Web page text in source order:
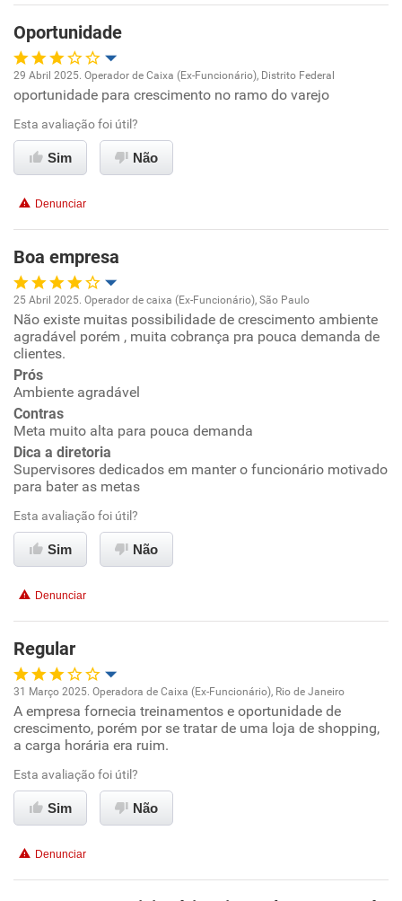
Não recomenda esta empresa
Não recomenda a diretoria
Oportunidade
Oportunidade de promoção
Ambiente de trabalho
Benefícios
Não recomenda esta empresa
29 Abril 2025. Operador de Caixa (Ex-Funcionário), Distrito Federal
oportunidade para crescimento no ramo do varejo
Esta avaliação foi útil?
Sim Não
Denunciar
Boa empresa
Oportunidade de promoção
Conciliação com a vida familiar
Benefícios
25 Abril 2025. Operador de caixa (Ex-Funcionário), São Paulo
Não existe muitas possibilidade de crescimento ambiente
agradável porém , muita cobrança pra pouca demanda de
clientes.
Prós
Ambiente agradável
Contras
Meta muito alta para pouca demanda
Dica a diretoria
Supervisores dedicados em manter o funcionário motivado
para bater as metas
Esta avaliação foi útil?
Sim Não
Denunciar
Regular
Oportunidade de promoção
Ambiente de trabalho
Conciliação com a vida familiar
31 Março 2025. Operadora de Caixa (Ex-Funcionário), Rio de Janeiro
A empresa fornecia treinamentos e oportunidade de
crescimento, porém por se tratar de uma loja de shopping,
a carga horária era ruim.
Esta avaliação foi útil?
Sim Não
Denunciar